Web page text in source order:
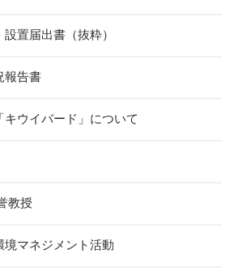
置届出書（抜粋）
報告書
キウイバード」について
教授
境マネジメント活動